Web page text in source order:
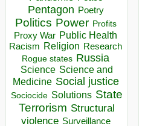
Pentagon Poetry
Politics Power Profits
Proxy War Public Health
Racism Religion Research
Rogue states Russia
Science Science and
Medicine Social justice
Sociocide Solutions State
Terrorism Structural
violence Surveillance